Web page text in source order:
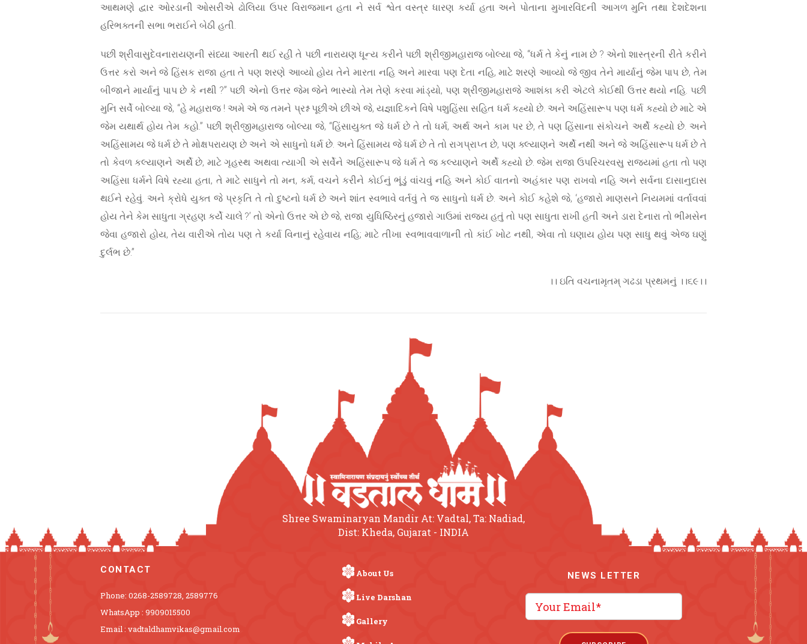
આથમણે દ્વાર ઓરડાની ઓસરીએ ઢોલિયા ઉપર વિરાજમાન હતા ને સર્વ શ્વેત વસ્ત્ર ધારણ કર્યા હતા અને પોતાના મુખારવિંદની આગળ મુનિ તથા દેશદેશના
હરિભક્તની સભા ભરાઈને બેઠી હતી.
પછી શ્રીવાસુદેવનારાયણની સંધ્યા આરતી થઈ રહી તે પછી નારાયણ ધૂન્ય કરીને પછી શ્રીજીમહારાજ બોલ્યા જે, “ધર્મ તે કેનું નામ છે ? એનો શાસ્ત્રની રીતે કરીને
ઉત્તર કરો અને જે હિંસક રાજા હતા તે પણ શરણે આવ્યો હોય તેને મારતા નહિ અને મારવા પણ દેતા નહિ, માટે શરણે આવ્યો જે જીવ તેને માર્યાનું જેમ પાપ છે, તેમ
બીજાને માર્યાનું પાપ છે કે નથી ?” પછી એનો ઉત્તર જેમ જેને ભાસ્યો તેમ તેણે કરવા માંડ્યો, પણ શ્રીજીમહારાજે આશંકા કરી એટલે કોઈથી ઉત્તર થયો નહિ. પછી
મુનિ સર્વે બોલ્યા જે, “હે મહારાજ ! અમે એ જ તમને પ્રશ્ન પૂછીએ છીએ જે, યજ્ઞાદિકને વિષે પશુહિંસા સહિત ધર્મ કહ્યો છે. અને અહિંસારૂપ પણ ધર્મ કહ્યો છે માટે એ
જેમ યથાર્થ હોય તેમ કહો.” પછી શ્રીજીમહારાજ બોલ્યા જે, “હિંસાયુક્ત જે ધર્મ છે તે તો ધર્મ, અર્થ અને કામ પર છે, તે પણ હિંસાના સંકોચને અર્થે કહ્યો છે. અને
અહિંસામય જે ધર્મ છે તે મોક્ષપરાયણ છે અને એ સાધુનો ધર્મ છે. અને હિંસામય જે ધર્મ છે તે તો રાગપ્રાપ્ત છે, પણ ક્લ્યાણને અર્થે નથી અને જે અહિંસારૂપ ધર્મ છે તે
તો કેવળ કલ્યાણને અર્થે છે, માટે ગૃહસ્થ અથવા ત્યાગી એ સર્વેને અહિંસારૂપ જે ધર્મ તે જ કલ્યાણને અર્થે કહ્યો છે. જેમ રાજા ઉપરિચરવસુ રાજ્યમાં હતા તો પણ
અહિંસા ધર્મને વિષે રહ્યા હતા, તે માટે સાધુને તો મન, કર્મ, વચને કરીને કોઈનું ભૂંડું વાંચવું નહિ અને કોઈ વાતનો અહંકાર પણ રાખવો નહિ અને સર્વના દાસાનુદાસ
થઈને રહેવું. અને ક્રોધે યુક્ત જે પ્રકૃતિ તે તો દુષ્ટનો ધર્મ છે અને શાંત સ્વભાવે વર્તવું તે જ સાધુનો ધર્મ છે. અને કોઈ કહેશે જે, ‘હજારો માણસને નિયમમાં વર્તાવવાં
હોય તેને કેમ સાધુતા ગ્રહણ કર્યે ચાલે ?’ તો એનો ઉત્તર એ છે જે, રાજા યુધિષ્ઠિરનું હજારો ગાઉમાં રાજ્ય હતું તો પણ સાધુતા રાખી હતી અને ડારા દેનારા તો ભીમસેન
જેવા હજારો હોય, તેય વારીએ તોય પણ તે કર્યા વિનાનું રહેવાય નહિ; માટે તીખા સ્વભાવવાળાની તો કાંઈ ખોટ નથી, એવા તો ઘણાય હોય પણ સાધુ થવું એજ ઘણું
દુર્લભ છે.”
।। ઇતિ વચનામૃતમ્ ગઢડા પ્રથમનું ।।૬૯।।
Shree Swaminaryan Mandir At: Vadtal, Ta: Nadiad,
Dist: Kheda, Gujarat - INDIA
CONTACT
Phone: 0268-2589728, 2589776
WhatsApp : 9909015500
Email : vadtaldhamvikas@gmail.com
About Us
Live Darshan
Gallery
NEWS LETTER